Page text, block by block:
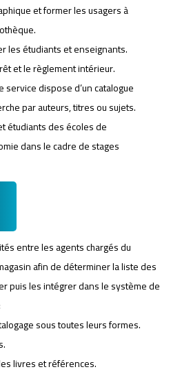
et former les usagers à
les étudiants et enseignants.
et le règlement intérieur.
service dispose d’un catalogue
par auteurs, titres ou sujets.
étudiants des écoles de
dans le cadre de stages
entre les agents chargés du
afin de déterminer la liste des
puis les intégrer dans le système de
sous toutes leurs formes.
livres et références.